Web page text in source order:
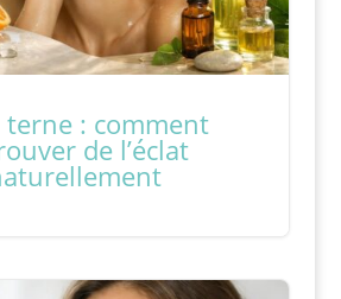
terne : comment
de l’éclat